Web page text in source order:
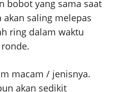
bobot yang sama saat
saling melepas
ring dalam waktu
macam / jenisnya.
akan sedikit